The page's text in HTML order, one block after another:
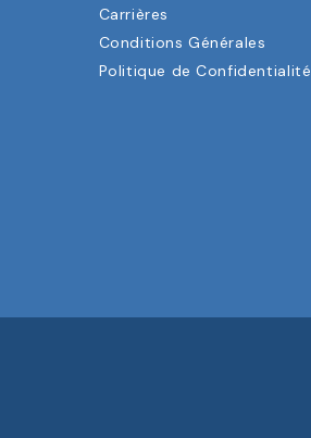
Carrières
Conditions Générales
Politique de Confidentialité